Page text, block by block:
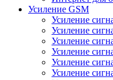
Усиление GSM
Усиление
Усиление
Усиление
Усиление
Усиление
Усиление